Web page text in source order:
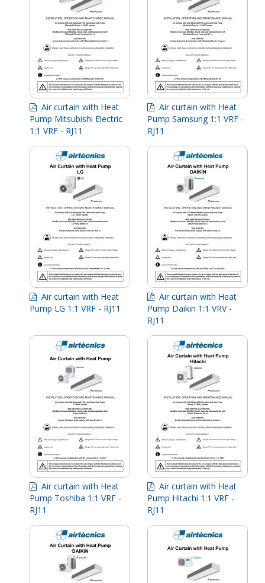
Air curtain with Heat
Pump Mitsubishi Electric
1:1 VRF - RJ11
Air curtain with Heat
Pump Samsung 1:1 VRF -
RJ11
Air curtain with Heat
Pump LG 1:1 VRF - RJ11
Air curtain with Heat
Pump Daikin 1:1 VRV -
RJ11
Air curtain with Heat
Pump Toshiba 1:1 VRF -
RJ11
Air curtain with Heat
Pump Hitachi 1:1 VRF -
RJ11